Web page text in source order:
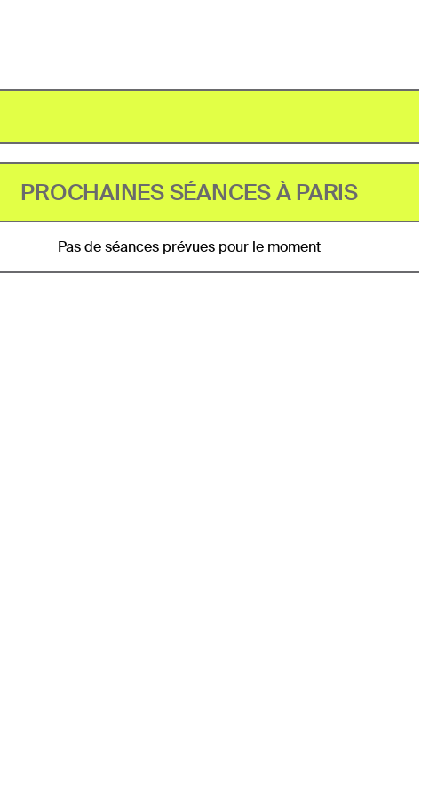
PROCHAINES SÉANCES À PARIS
Pas de séances prévues pour le moment